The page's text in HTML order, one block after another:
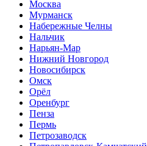
Москва
Мурманск
Набережные Челны
Нальчик
Нарьян-Мар
Нижний Новгород
Новосибирск
Омск
Орёл
Оренбург
Пенза
Пермь
Петрозаводск